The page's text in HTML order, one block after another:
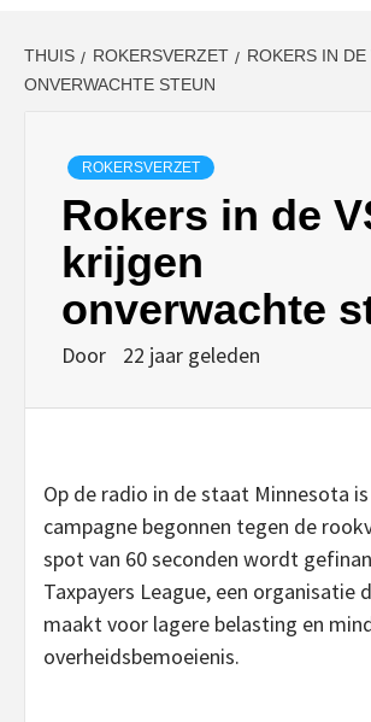
THUIS ROKERSVERZET
ROKERS IN
ONVERWACHTE STEUN
ROKERSVERZET
Rokers in de
krijgen
onverwachte
Door 22 jaar geleden
Op de radio in de staat Minnesota
campagne begonnen tegen de
spot van 60 seconden wordt
Taxpayers League, een organisatie
maakt voor lagere belasting en
overheidsbemoeienis.